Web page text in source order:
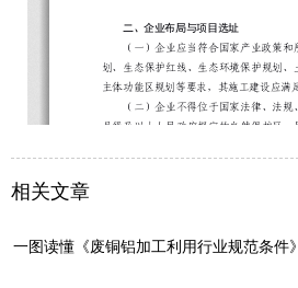
相关文章
一图读懂《废铜铝加工利用行业规范条件》